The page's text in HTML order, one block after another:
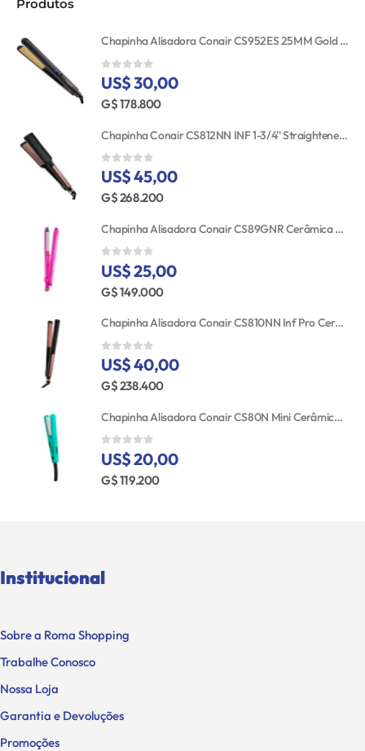
Produtos
Chapinha Alisadora Conair CS952ES 25MM Gold Ceramic 110V
0 out of 5
US$ 30,00
G$ 178.800
Chapinha Conair CS812NN INF 1-3/4'' Straightener RSE/GLD TGT
0 out of 5
US$ 45,00
G$ 268.200
Chapinha Alisadora Conair CS89GNR Cerâmica Turmalina 25MM Bivolt
0 out of 5
US$ 25,00
G$ 149.000
Chapinha Alisadora Conair CS810NN Inf Pro Cerâmica 25MM 110V
0 out of 5
US$ 40,00
G$ 238.400
Chapinha Alisadora Conair CS80N Mini Cerâmica Bivolt
0 out of 5
US$ 20,00
G$ 119.200
Institucional
Sobre a Roma Shopping
Trabalhe Conosco
Nossa Loja
Garantia e Devoluções
Promoções